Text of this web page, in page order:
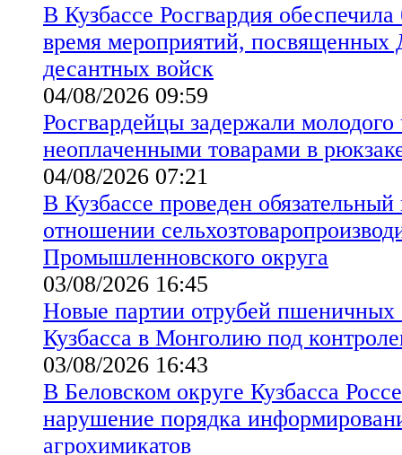
В Кузбассе Росгвардия обеспечила
время мероприятий,
десантных войск
04/08/2026 09:59
Росгвардейцы задержали молодого
неоплаченными товарами в
04/08/2026 07:21
В Кузбассе проведен
отношении
Промышленновского округа
03/08/2026 16:45
Новые партии отрубей пшеничных
Кузбасса в Монголию под
03/08/2026 16:43
В Беловском округе Кузбасса
нарушение порядка
агрохимикатов